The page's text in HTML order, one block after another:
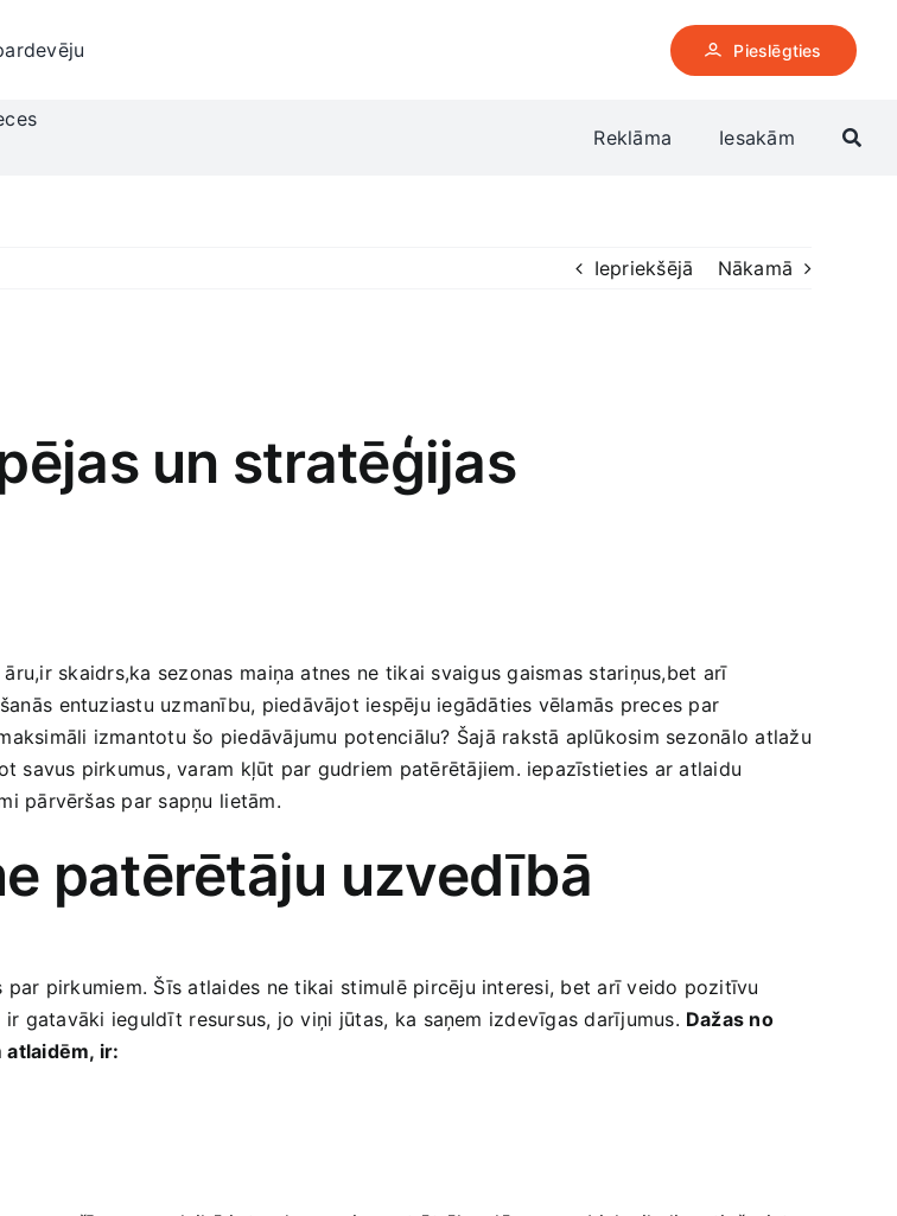
Pieslēgties
Reklāma Iesakām
Iepriekšējā Nākamā
un stratēģijas
⁤skaidrs,ka‌ sezonas⁤ maiņa ​atnes ⁢ne ‌tikai svaigus⁢ gaismas stariņus,bet arī
⁢entuziastu uzmanību, piedāvājot iespēju iegādāties vēlamās preces par
izmantotu šo piedāvājumu ⁢potenciālu? Šajā rakstā aplūkosim sezonālo atlažu
savus pirkumus, varam kļūt par gudriem patērētājiem. ‍iepazīstieties ar atlaidu
pārvēršas par sapņu ⁤lietām.
‍patērētāju uzvedībā
‍pirkumiem. Šīs‌ atlaides ne ⁣tikai⁣ stimulē pircēju interesi, bet arī veido pozitīvu
gatavāki ieguldīt⁣ resursus, jo viņi ⁣jūtas, ka ⁣saņem izdevīgas‍ darījumus. Dažas no
atlaidēm, ir: